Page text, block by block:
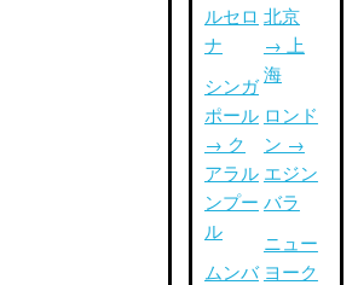
ルセロ
ナ
シンガ
ポール
→ ク
アラル
ンプー
ル
ムンバ
北京
→ 上
海
ロンド
ン →
エジン
バラ
ニュー
ヨーク